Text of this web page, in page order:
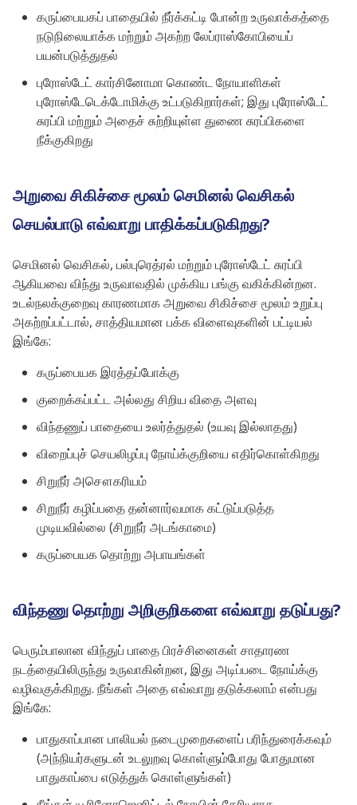
கருப்பையகப் பாதையில் நீர்க்கட்டி போன்ற உருவாக்கத்தை
நடுநிலையாக்க மற்றும் அகற்ற லேப்ராஸ்கோபியைப்
பயன்படுத்துதல்
புரோஸ்டேட் கார்சினோமா கொண்ட நோயாளிகள்
புரோஸ்டேடெக்டோமிக்கு உட்படுகிறார்கள்; இது புரோஸ்டேட்
சுரப்பி மற்றும் அதைச் சுற்றியுள்ள துணை சுரப்பிகளை
நீக்குகிறது
அறுவை சிகிச்சை மூலம் செமினல் வெசிகல்
செயல்பாடு எவ்வாறு பாதிக்கப்படுகிறது?
செமினல் வெசிகல், பல்புரெத்ரல் மற்றும் புரோஸ்டேட் சுரப்பி
ஆகியவை விந்து உருவாவதில் முக்கிய பங்கு வகிக்கின்றன.
உடல்நலக்குறைவு காரணமாக அறுவை சிகிச்சை மூலம் உறுப்பு
அகற்றப்பட்டால், சாத்தியமான பக்க விளைவுகளின் பட்டியல்
இங்கே:
கருப்பையக இரத்தப்போக்கு
குறைக்கப்பட்ட அல்லது சிறிய விதை அளவு
விந்தணுப் பாதையை உலர்த்துதல் (உயவு இல்லாதது)
விறைப்புச் செயலிழப்பு நோய்க்குறியை எதிர்கொள்கிறது
சிறுநீர் அசௌகரியம்
சிறுநீர் கழிப்பதை தன்னார்வமாக கட்டுப்படுத்த
முடியவில்லை (சிறுநீர் அடங்காமை)
கருப்பையக தொற்று அபாயங்கள்
விந்தணு தொற்று அறிகுறிகளை எவ்வாறு தடுப்பது?
பெரும்பாலான விந்துப் பாதை பிரச்சினைகள் சாதாரண
நடத்தையிலிருந்து உருவாகின்றன, இது அடிப்படை நோய்க்கு
வழிவகுக்கிறது. நீங்கள் அதை எவ்வாறு தடுக்கலாம் என்பது
இங்கே:
பாதுகாப்பான பாலியல் நடைமுறைகளைப் பரிந்துரைக்கவும்
(அந்நியர்களுடன் உடலுறவு கொள்ளும்போது போதுமான
பாதுகாப்பை எடுத்துக் கொள்ளுங்கள்)